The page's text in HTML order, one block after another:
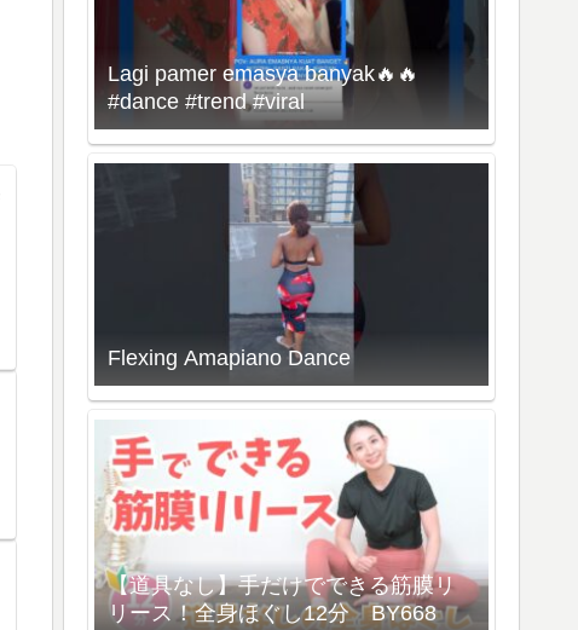
Lagi pamer emasya banyak🔥🔥
#dance #trend #viral
Flexing Amapiano Dance
【道具なし】手だけでできる筋膜リ
リース！全身ほぐし12分 BY668